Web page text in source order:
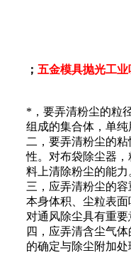
； 五金模具抛光工业
*，要弄清粉尘的粒
组成的集合体，单
二，要弄清粉尘的
性。对布袋除尘器
料上清除粉尘的能力
三，应弄清粉尘的
本身体积、尘粒表
对通风除尘具有重
四，应弄清含尘气
的确定与除尘附加